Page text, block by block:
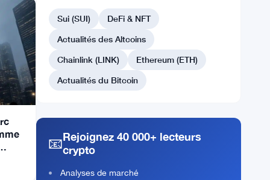
Sui (SUI)
DeFi & NFT
Actualités des Altcoins
Chainlink (LINK)
Ethereum (ETH)
Actualités du Bitcoin
📧Rejoignez 40 000+ lecteurs
crypto
Analyses de marché